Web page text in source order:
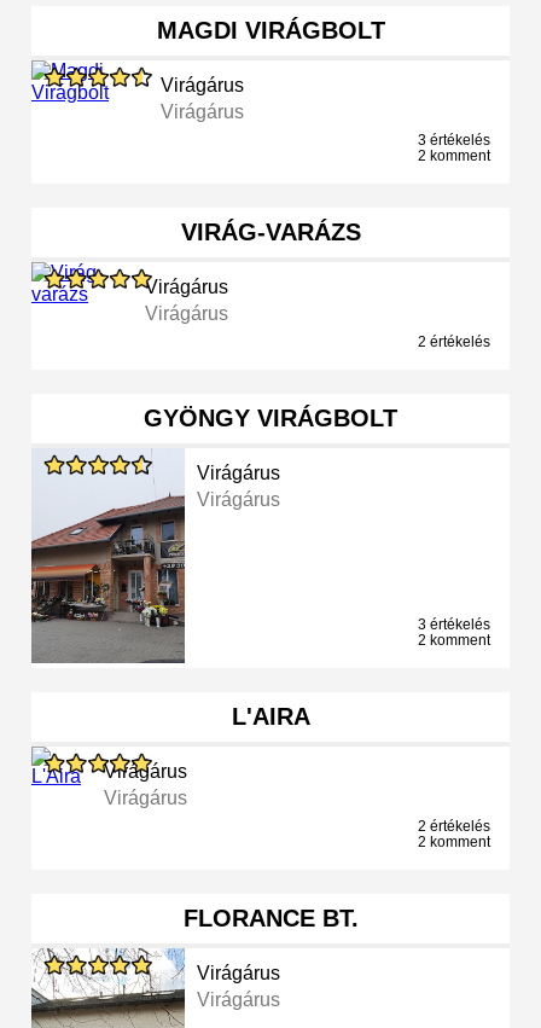
MAGDI VIRÁGBOLT
Virágárus
Virágárus
3 értékelés
2 komment
VIRÁG-VARÁZS
Virágárus
Virágárus
2 értékelés
GYÖNGY VIRÁGBOLT
Virágárus
Virágárus
3 értékelés
2 komment
L'AIRA
Virágárus
Virágárus
2 értékelés
2 komment
FLORANCE BT.
Virágárus
Virágárus